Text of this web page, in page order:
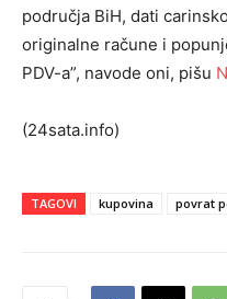
područja BiH, dati
originalne račune i
PDV-a”, navode oni, pišu
(24sata.info)
TAGOVI kupovina povrat